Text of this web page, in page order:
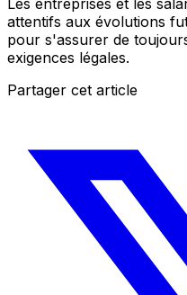
Les entreprises et les
attentifs aux évolutions
pour s'assurer de
exigences légales.
Partager cet article